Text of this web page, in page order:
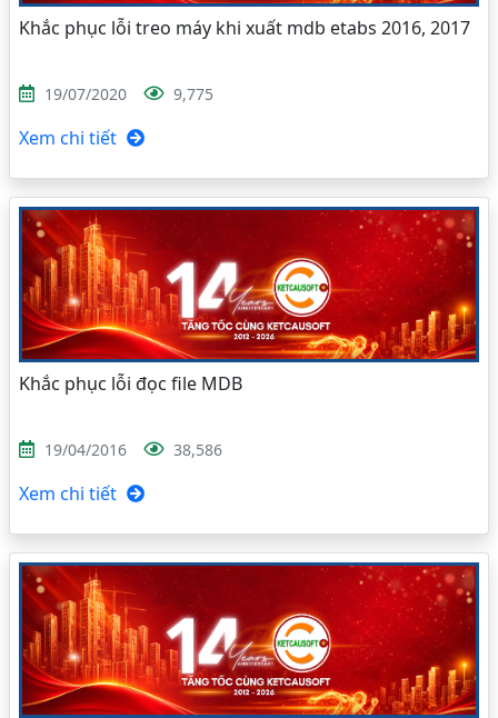
Khắc phục lỗi treo máy khi xuất mdb etabs 2016, 2017
19/07/2020 9,775
Xem chi tiết
Khắc phục lỗi đọc file MDB
19/04/2016 38,586
Xem chi tiết